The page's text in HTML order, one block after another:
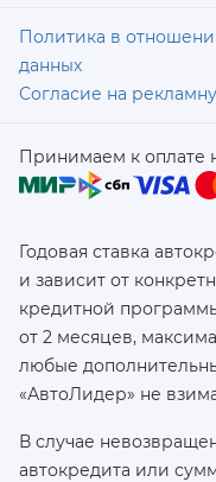
Политика в
данных
Согласие на
Принимаем к оплате
Годовая ставка
и зависит от
кредитной
от 2 месяцев,
любые
«АвтоЛидер» не
В случае
автокредита или